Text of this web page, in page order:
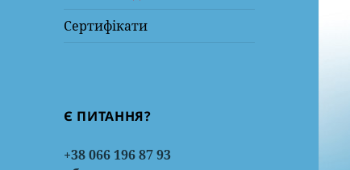
Сертифікати
Є ПИТАННЯ?
+38 066 196 87 93